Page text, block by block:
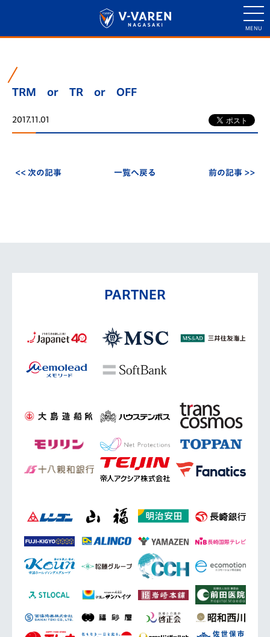
TRM or TR or OFF
2017.11.01
<< 次の記事 一覧へ戻る 前の記事 >>
PARTNER